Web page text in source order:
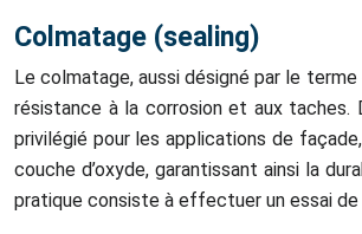
Colmatage (sealing)
Le colmatage, aussi désigné par le
résistance à la corrosion et aux
privilégié pour les applications de
couche d’oxyde, garantissant ainsi la
pratique consiste à effectuer un essai